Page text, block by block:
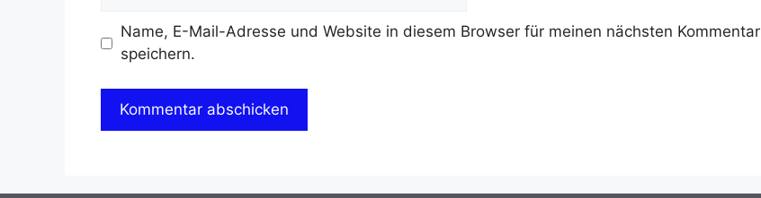
Name, E-Mail-Adresse und Website in diesem Browser für meinen nächsten Kommentar
speichern.